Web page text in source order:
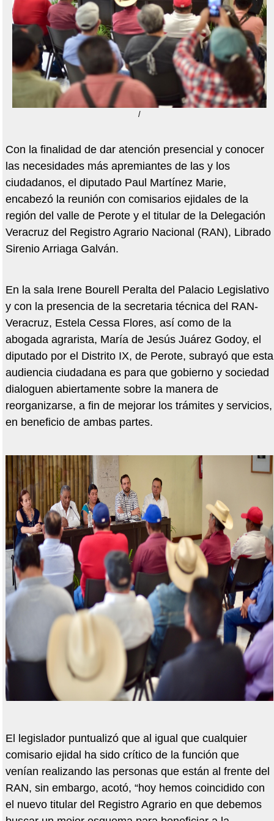
/
Con la finalidad de dar atención presencial y conocer
las necesidades más apremiantes de las y los
ciudadanos, el diputado Paul Martínez Marie,
encabezó la reunión con comisarios ejidales de la
región del valle de Perote y el titular de la Delegación
Veracruz del Registro Agrario Nacional (RAN), Librado
Sirenio Arriaga Galván.
En la sala Irene Bourell Peralta del Palacio Legislativo
y con la presencia de la secretaria técnica del RAN-
Veracruz, Estela Cessa Flores, así como de la
abogada agrarista, María de Jesús Juárez Godoy, el
diputado por el Distrito IX, de Perote, subrayó que esta
audiencia ciudadana es para que gobierno y sociedad
dialoguen abiertamente sobre la manera de
reorganizarse, a fin de mejorar los trámites y servicios,
en beneficio de ambas partes.
El legislador puntualizó que al igual que cualquier
comisario ejidal ha sido crítico de la función que
venían realizando las personas que están al frente del
RAN, sin embargo, acotó, “hoy hemos coincidido con
el nuevo titular del Registro Agrario en que debemos